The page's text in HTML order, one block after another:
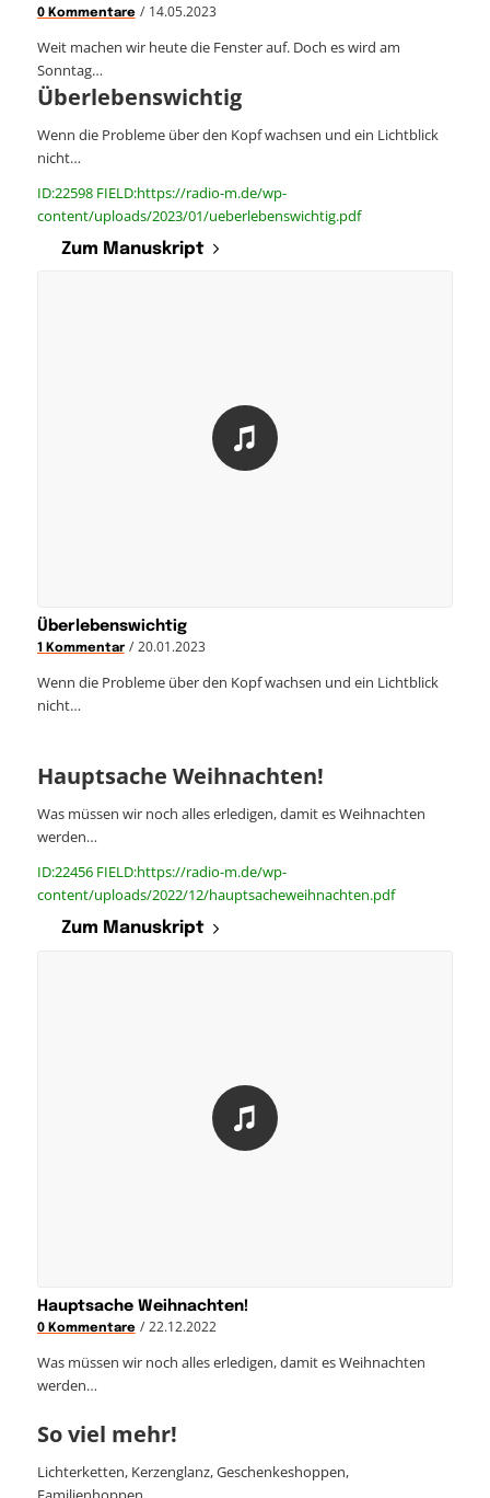
0 Kommentare / 14.05.2023
Weit machen wir heute die Fenster auf. Doch es wird am
Sonntag…
Überlebenswichtig
Wenn die Probleme über den Kopf wachsen und ein Lichtblick
nicht…
ID:22598 FIELD:https://radio-m.de/wp-
content/uploads/2023/01/ueberlebenswichtig.pdf
Zum Manuskript
Überlebenswichtig
1 Kommentar / 20.01.2023
Wenn die Probleme über den Kopf wachsen und ein Lichtblick
nicht…
Hauptsache Weihnachten!
Was müssen wir noch alles erledigen, damit es Weihnachten
werden…
ID:22456 FIELD:https://radio-m.de/wp-
content/uploads/2022/12/hauptsacheweihnachten.pdf
Zum Manuskript
Hauptsache Weihnachten!
0 Kommentare / 22.12.2022
Was müssen wir noch alles erledigen, damit es Weihnachten
werden…
So viel mehr!
Lichterketten, Kerzenglanz, Geschenkeshoppen,